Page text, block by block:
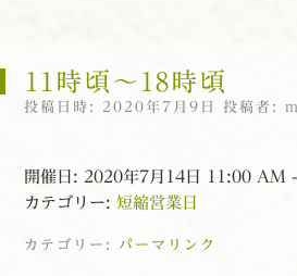
11時頃〜18時頃
投稿日時: 2020年7月9日 投稿者:
開催日: 2020年7月14日 11:00 AM
カテゴリー: 短縮営業日
カテゴリー: パーマリンク